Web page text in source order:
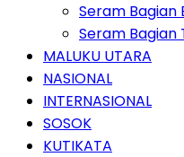
Seram Bagian
Seram Bagian
MALUKU UTARA
NASIONAL
INTERNASIONAL
SOSOK
KUTIKATA